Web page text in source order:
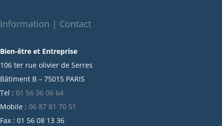
octobre 2021
juillet 2021
juin 2021
mai 2021
avril 2021
mars 2021
Information | Contact
Bien-être et Entreprise
106 ter rue olivier de Serres
Bâtiment B – 75015 PARIS
Tel : 01 56 36 06 64
Mobile : 06 87 81 70 51
Fax : 01 56 08 13 36